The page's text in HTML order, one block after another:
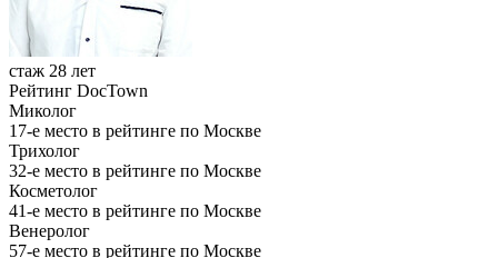
стаж 28 лет
Рейтинг DocTown
Миколог
17-е место в рейтинге по Москве
Трихолог
32-е место в рейтинге по Москве
Косметолог
41-е место в рейтинге по Москве
Венеролог
57-е место в рейтинге по Москве